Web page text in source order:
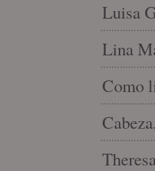
Luisa
Lina
Como